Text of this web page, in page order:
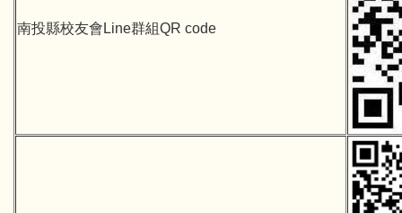
南投縣校友會Line群組QR code